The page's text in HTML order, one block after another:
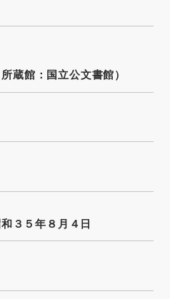
蔵館：国立公文書館）
３５年８月４日